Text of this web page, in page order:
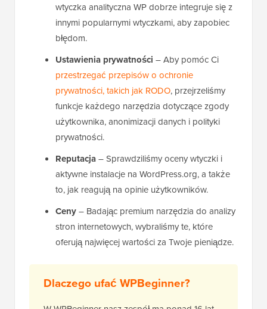
wtyczka analityczna WP dobrze integruje się z
innymi popularnymi wtyczkami, aby zapobiec
błędom.
Ustawienia prywatności – Aby pomóc Ci
przestrzegać przepisów o ochronie
prywatności, takich jak RODO, przejrzeliśmy
funkcje każdego narzędzia dotyczące zgody
użytkownika, anonimizacji danych i polityki
prywatności.
Reputacja– Sprawdziliśmy oceny wtyczki i
aktywne instalacje na WordPress.org, a także
to, jak reagują na opinie użytkowników.
Ceny– Badając premium narzędzia do analizy
stron internetowych, wybraliśmy te, które
oferują najwięcej wartości za Twoje pieniądze.
Dlaczego ufać WPBeginner?